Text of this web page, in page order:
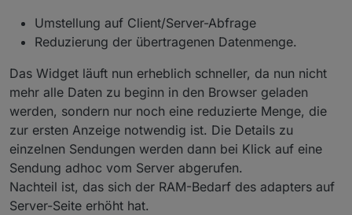
Umstellung auf Client/Server-Abfrage
Reduzierung der übertragenen Datenmenge.
Das Widget läuft nun erheblich schneller, da nun nicht
mehr alle Daten zu beginn in den Browser geladen
werden, sondern nur noch eine reduzierte Menge, die
zur ersten Anzeige notwendig ist. Die Details zu
einzelnen Sendungen werden dann bei Klick auf eine
Sendung adhoc vom Server abgerufen.
Nachteil ist, das sich der RAM-Bedarf des adapters auf
Server-Seite erhöht hat.